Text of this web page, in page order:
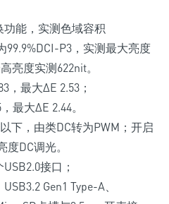
功能，实测色域容积
99.9%DCI-P3，实测最大亮度
亮度实测622nit。
，最大ΔE 2.53；
最大ΔE 2.44。
下，由类DC转为PWM；开启
DC调光。
接口；
Gen1 Type-A、